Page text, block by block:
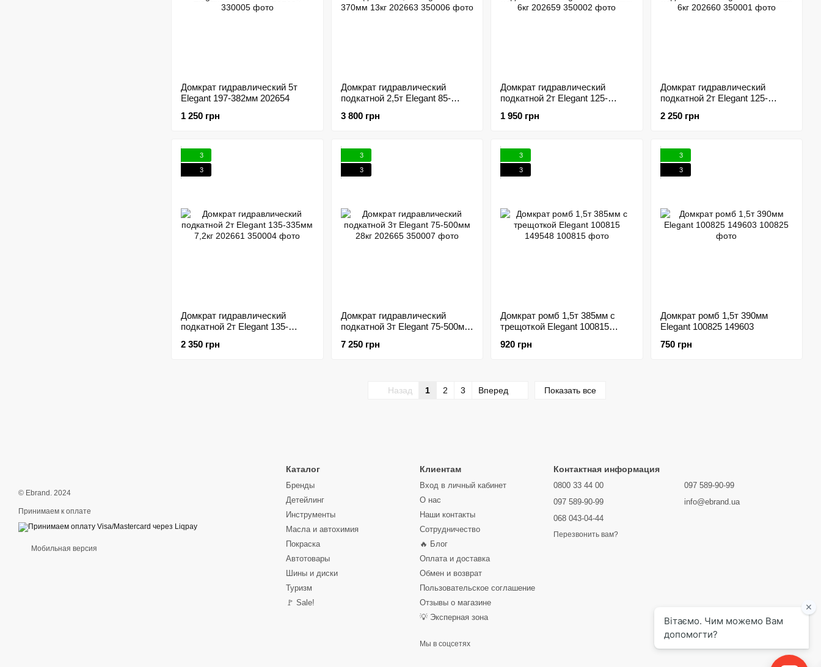
Домкрат гидравлический 5т
Elegant 197-382мм 202654
1 250 грн
Домкрат гидравлический
подкатной 2,5т Elegant 85-
3 800 грн
Домкрат гидравлический
подкатной 2т Elegant 125-
1 950 грн
Домкрат гидравлический
подкатной 2т Elegant 125-
2 250 грн
3
3
Домкрат гидравлический
подкатной 2т Elegant 135-
2 350 грн
3
3
Домкрат гидравлический
подкатной 3т Elegant 75-500мм
7 250 грн
3
3
Домкрат ромб 1,5т 385мм с
трещоткой Elegant 100815
920 грн
3
3
Домкрат ромб 1,5т 390мм
Elegant 100825 149603
750 грн
Назад 1 2 3 Вперед Показать все
© Ebrand. 2024
Принимаем к оплате
Мобильная версия
Каталог
Бренды
Детейлинг
Инструменты
Масла и автохимия
Покраска
Автотовары
Шины и диски
Туризм
🚩 Sale!
Клиентам
Вход в личный кабинет
О нас
Наши контакты
Сотрудничество
🔥 Блог
Оплата и доставка
Обмен и возврат
Пользовательское соглашение
Отзывы о магазине
💡 Эксперная зона
Мы в соцсетях
Контактная информация
0800 33 44 00
097 589-90-99
068 043-04-44
Перезвонить вам?
097 589-90-99
info@ebrand.ua